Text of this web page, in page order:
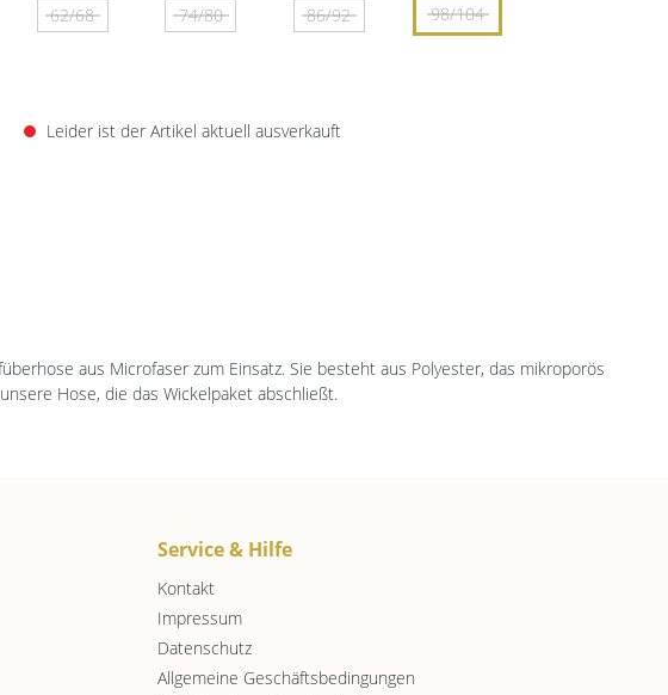
62/68
74/80 86/92 98/104
Leider ist der Artikel aktuell ausverkauft
aus Microfaser zum Einsatz. Sie besteht aus Polyester, das mikroporös
Hose, die das Wickelpaket abschließt.
Service & Hilfe
Kontakt
Impressum
Datenschutz
Allgemeine Geschäftsbedingungen